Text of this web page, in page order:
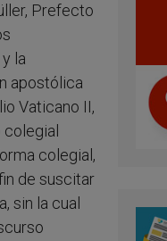
Prefecto
la
apostólica
Vaticano II,
colegial,
de suscitar
sin la cual